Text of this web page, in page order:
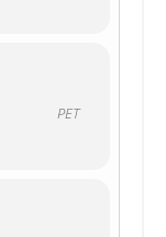
PET